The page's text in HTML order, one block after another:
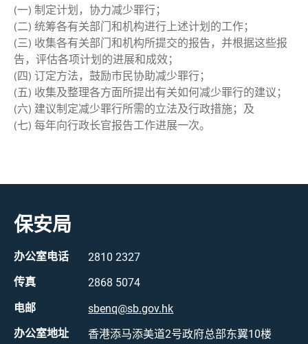
(一) 制定计划，协力减少罪行；
(二) 统筹各有关部门和机构进行上述计划的工作；
(三) 收集各有关部门和机构所提交的报告，并根据这些报
告，评估各项计划的进展和成效；
(四) 订定方法，鼓励市民协助减少罪行；
(五) 收集及整理各方面所提出有关如何减少罪行的建议；
(六) 建议制定减少罪行所需的立法及行政措施；及
(七) 每年向行政长官报告工作进展一次。
保安局
办公室电话 2810 2327
传真 2868 5074
电邮 sbenq@sb.gov.hk
办公室地址 香港添马添美道2号政府总部东翼10楼